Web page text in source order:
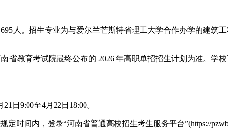
人。招生专业为与爱尔兰芒斯特省理工大学合作办学的建筑
省教育考试院最终公布的 2026 年高职单招招生计划为准。
日9:00至4月22日18:00。
定时间内，登录“河南省普通高校招生考生服务平台”(https://